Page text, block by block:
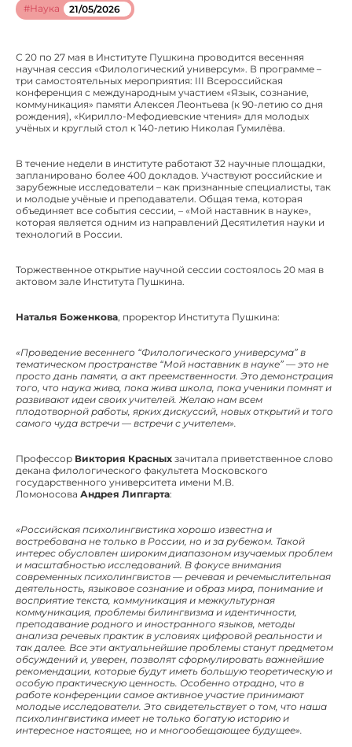
#Наука 21/05/2026
С 20 по 27 мая в Институте Пушкина проводится весенняя
научная сессия «Филологический универсум». В программе –
три самостоятельных мероприятия: III Всероссийская
конференция с международным участием «Язык, сознание,
коммуникация» памяти Алексея Леонтьева (к 90-летию со дня
рождения), «Кирилло-Мефодиевские чтения» для молодых
учёных и круглый стол к 140-летию Николая Гумилёва.
В течение недели в институте работают 32 научные площадки,
запланировано более 400 докладов. Участвуют российские и
зарубежные исследователи – как признанные специалисты, так
и молодые учёные и преподаватели. Общая тема, которая
объединяет все события сессии, – «Мой наставник в науке»,
которая является одним из направлений Десятилетия науки и
технологий в России.
Торжественное открытие научной сессии состоялось 20 мая в
актовом зале Института Пушкина.
Наталья Боженкова, проректор Института Пушкина:
«Проведение весеннего “Филологического универсума” в
тематическом пространстве “Мой наставник в науке” — это не
просто дань памяти, а акт преемственности. Это демонстрация
того, что наука жива, пока жива школа, пока ученики помнят и
развивают идеи своих учителей. Желаю нам всем
плодотворной работы, ярких дискуссий, новых открытий и того
самого чуда встречи — встречи с учителем».
Профессор Виктория Красных зачитала приветственное слово
декана филологического факультета Московского
государственного университета имени М.В.
Ломоносова Андрея Липгарта:
«Российская психолингвистика хорошо известна и
востребована не только в России, но и за рубежом. Такой
интерес обусловлен широким диапазоном изучаемых проблем
и масштабностью исследований. В фокусе внимания
современных психолингвистов — речевая и речемыслительная
деятельность, языковое сознание и образ мира, понимание и
восприятие текста, коммуникация и межкультурная
коммуникация, проблемы билингвизма и идентичности,
преподавание родного и иностранного языков, методы
анализа речевых практик в условиях цифровой реальности и
так далее. Все эти актуальнейшие проблемы станут предметом
обсуждений и, уверен, позволят сформулировать важнейшие
рекомендации, которые будут иметь большую теоретическую и
особую практическую ценность. Особенно отрадно, что в
работе конференции самое активное участие принимают
молодые исследователи. Это свидетельствует о том, что наша
психолингвистика имеет не только богатую историю и
интересное настоящее, но и многообещающее будущее».